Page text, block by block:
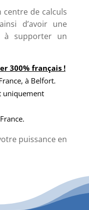
centre de calculs
d’avoir une
à supporter un
300% français !
à Belfort.
uniquement
puissance en